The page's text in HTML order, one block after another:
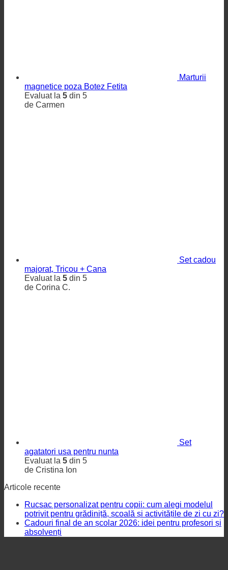
Marturii
magnetice poza Botez Fetita
Evaluat la 5 din 5
de Carmen
Set cadou
majorat, Tricou + Cana
Evaluat la 5 din 5
de Corina C.
Set
agatatori usa pentru nunta
Evaluat la 5 din 5
de Cristina Ion
Articole recente
Rucsac personalizat pentru copii: cum alegi modelul
potrivit pentru grădiniță, școală și activitățile de zi cu zi?
Cadouri final de an școlar 2026: idei pentru profesori și
absolvenți